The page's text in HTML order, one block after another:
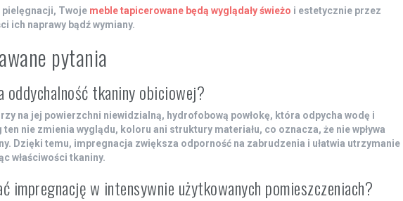
pielęgnacji, Twoje meble tapicerowane będą wyglądały świeżo i estetycznie przez
ich naprawy bądź wymiany.
pytania
oddychalność tkaniny obiciowej?
na jej powierzchni niewidzialną, hydrofobową powłokę, która odpycha wodę i
nie zmienia wyglądu, koloru ani struktury materiału, co oznacza, że nie wpływa
Dzięki temu, impregnacja zwiększa odporność na zabrudzenia i ułatwia utrzymanie
właściwości tkaniny.
impregnację w intensywnie użytkowanych pomieszczeniach?